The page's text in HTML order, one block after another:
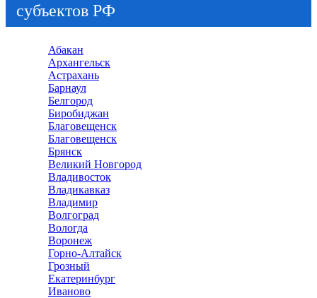
субъектов РФ
Абакан
Архангельск
Астрахань
Барнаул
Белгород
Биробиджан
Благовещенск
Благовещенск
Брянск
Великий Новгород
Владивосток
Владикавказ
Владимир
Волгоград
Вологда
Воронеж
Горно-Алтайск
Грозный
Екатеринбург
Иваново